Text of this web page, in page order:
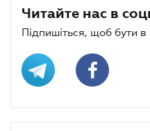
Читайте нас в
Підпишіться, щоб бути в